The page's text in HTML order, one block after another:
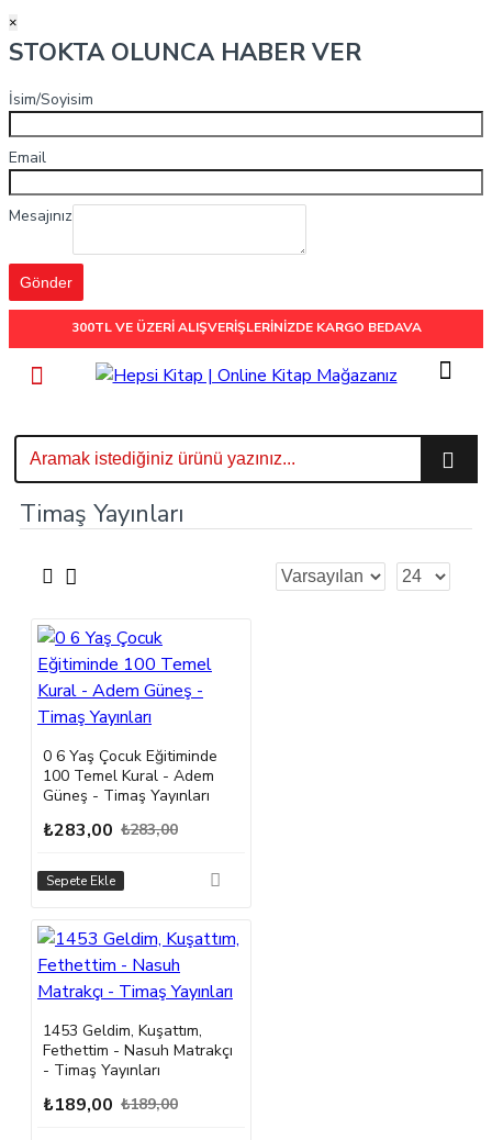
×
STOKTA OLUNCA HABER VER
İsim/Soyisim
Email
Mesajınız
Gönder
300TL VE ÜZERİ ALIŞVERİŞLERİNİZDE KARGO BEDAVA
Timaş Yayınları
0 6 Yaş Çocuk Eğitiminde
100 Temel Kural - Adem
Güneş - Timaş Yayınları
₺283,00 ₺283,00
Sepete Ekle
1453 Geldim, Kuşattım,
Fethettim - Nasuh Matrakçı
- Timaş Yayınları
₺189,00 ₺189,00